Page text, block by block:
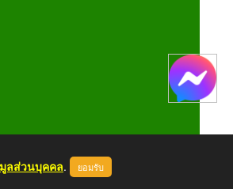
หน้าแรก ผู้ดูแลระบบ
ลส่วนบุคคล. ยอมรับ